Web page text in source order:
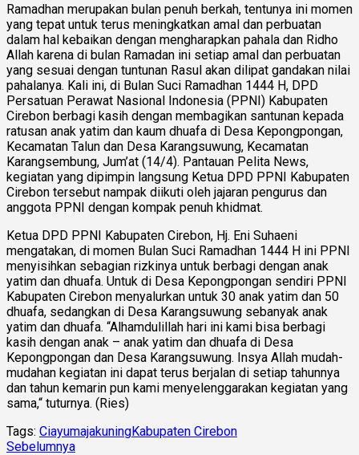
Ramadhan merupakan bulan penuh berkah, tentunya ini momen
yang tepat untuk terus meningkatkan amal dan perbuatan
dalam hal kebaikan dengan mengharapkan pahala dan Ridho
Allah karena di bulan Ramadan ini setiap amal dan perbuatan
yang sesuai dengan tuntunan Rasul akan dilipat gandakan nilai
pahalanya. Kali ini, di Bulan Suci Ramadhan 1444 H, DPD
Persatuan Perawat Nasional Indonesia (PPNI) Kabupaten
Cirebon berbagi kasih dengan membagikan santunan kepada
ratusan anak yatim dan kaum dhuafa di Desa Kepongpongan,
Kecamatan Talun dan Desa Karangsuwung, Kecamatan
Karangsembung, Jum’at (14/4). Pantauan Pelita News,
kegiatan yang dipimpin langsung Ketua DPD PPNI Kabupaten
Cirebon tersebut nampak diikuti oleh jajaran pengurus dan
anggota PPNI dengan kompak penuh khidmat.
Ketua DPD PPNI Kabupaten Cirebon, Hj. Eni Suhaeni
mengatakan, di momen Bulan Suci Ramadhan 1444 H ini PPNI
menyisihkan sebagian rizkinya untuk berbagi dengan anak
yatim dan dhuafa. Untuk di Desa Kepongpongan sendiri PPNI
Kabupaten Cirebon menyalurkan untuk 30 anak yatim dan 50
dhuafa, sedangkan di Desa Karangsuwung sebanyak anak
yatim dan dhuafa. “Alhamdulillah hari ini kami bisa berbagi
kasih dengan anak – anak yatim dan dhuafa di Desa
Kepongpongan dan Desa Karangsuwung. Insya Allah mudah-
mudahan kegiatan ini dapat terus berjalan di setiap tahunnya
dan tahun kemarin pun kami menyelenggarakan kegiatan yang
sama,“ tuturnya. (Ries)
Tags: CiayumajakuningKabupaten Cirebon
Sebelumnya